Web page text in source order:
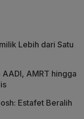
Lebih dari Satu
AMRT hingga
Estafet Beralih